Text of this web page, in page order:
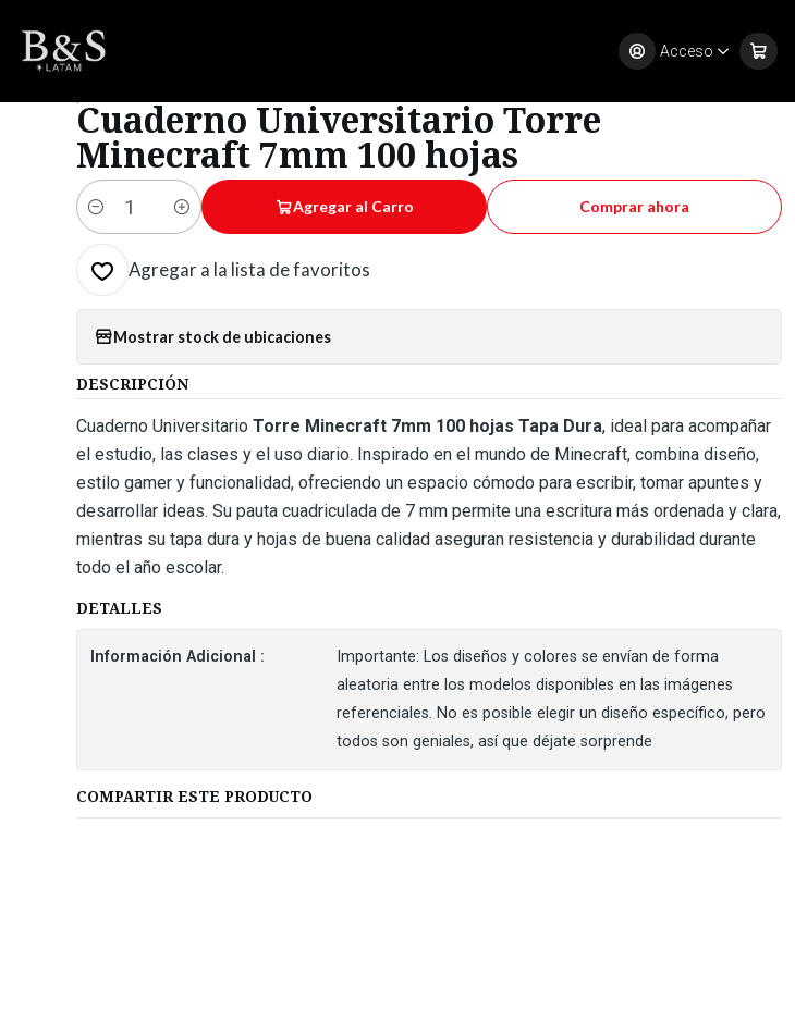
Acceso
Cuaderno Universitario Torre
Minecraft 7mm 100 hojas
Cantidad
Agregar al Carro Comprar ahora
Agregar a la lista de favoritos
Mostrar stock de ubicaciones
DESCRIPCIÓN
Cuaderno Universitario Torre Minecraft 7mm 100 hojas Tapa Dura, ideal para acompañar
el estudio, las clases y el uso diario. Inspirado en el mundo de Minecraft, combina diseño,
estilo gamer y funcionalidad, ofreciendo un espacio cómodo para escribir, tomar apuntes y
desarrollar ideas. Su pauta cuadriculada de 7 mm permite una escritura más ordenada y clara,
mientras su tapa dura y hojas de buena calidad aseguran resistencia y durabilidad durante
todo el año escolar.
DETALLES
Información Adicional :
Importante: Los diseños y colores se envían de forma
aleatoria entre los modelos disponibles en las imágenes
referenciales. No es posible elegir un diseño específico, pero
todos son geniales, así que déjate sorprende
COMPARTIR ESTE PRODUCTO